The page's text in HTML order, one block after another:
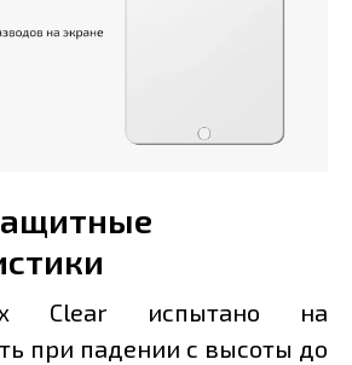
Clear испытано на
при падении с высоты до